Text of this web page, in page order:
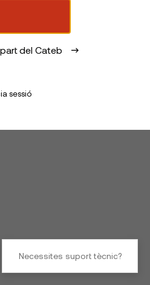
del Cateb
sessió
Necessites suport tècnic?